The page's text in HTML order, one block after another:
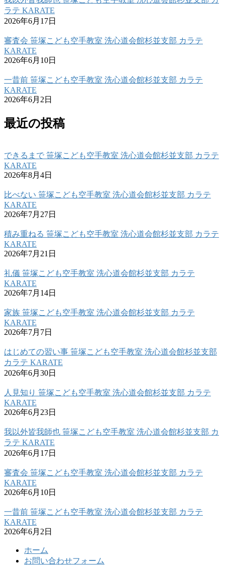
ラテ KARATE
2026年6月17日
審査会 笹塚こども空手教室 洗心道会館杉並支部 カラテ
KARATE
2026年6月10日
一昔前 笹塚こども空手教室 洗心道会館杉並支部 カラテ
KARATE
2026年6月2日
最近の投稿
できるまで 笹塚こども空手教室 洗心道会館杉並支部 カラテ
KARATE
2026年8月4日
比べない 笹塚こども空手教室 洗心道会館杉並支部 カラテ
KARATE
2026年7月27日
積み重ねる 笹塚こども空手教室 洗心道会館杉並支部 カラテ
KARATE
2026年7月21日
礼儀 笹塚こども空手教室 洗心道会館杉並支部 カラテ
KARATE
2026年7月14日
家族 笹塚こども空手教室 洗心道会館杉並支部 カラテ
KARATE
2026年7月7日
はじめての習い事 笹塚こども空手教室 洗心道会館杉並支部
カラテ KARATE
2026年6月30日
人見知り 笹塚こども空手教室 洗心道会館杉並支部 カラテ
KARATE
2026年6月23日
我以外皆我師也 笹塚こども空手教室 洗心道会館杉並支部 カ
ラテ KARATE
2026年6月17日
審査会 笹塚こども空手教室 洗心道会館杉並支部 カラテ
KARATE
2026年6月10日
一昔前 笹塚こども空手教室 洗心道会館杉並支部 カラテ
KARATE
2026年6月2日
ホーム
お問い合わせフォーム